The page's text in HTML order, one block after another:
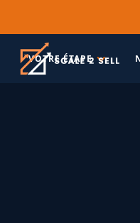
VOTRE ÉTAPE